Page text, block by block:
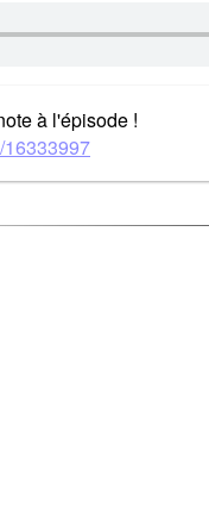
à l'épisode !
16333997